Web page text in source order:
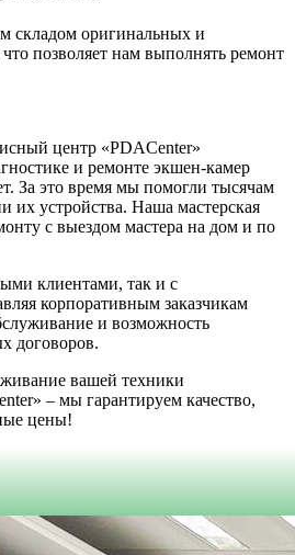
складом оригинальных и
позволяет нам выполнять ремонт
центр «PDACenter»
и ремонте экшен-камер
За это время мы помогли тысячам
их устройства. Наша мастерская
с выездом мастера на дом и по
клиентами, так и с
корпоративным заказчикам
и возможность
договоров.
вашей техники
– мы гарантируем качество,
цены!